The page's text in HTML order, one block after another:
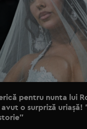
pentru nunta lui
o surpriză uriașă!